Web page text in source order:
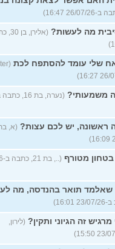
מה לעשות?
(אלירן,
שלי עומד להסתפח לכת
משמעותי?
ראשונה, יש לכם עצות?
מטורף
שאלמד תואר בהנדסה, מה
זה הגיוני ותקין? (לירון,